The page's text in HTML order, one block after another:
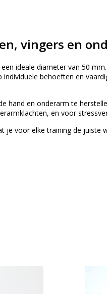
vingers en
ideale diameter van 50
behoeften en
hand en onderarm te
en voor
je voor elke training de juiste